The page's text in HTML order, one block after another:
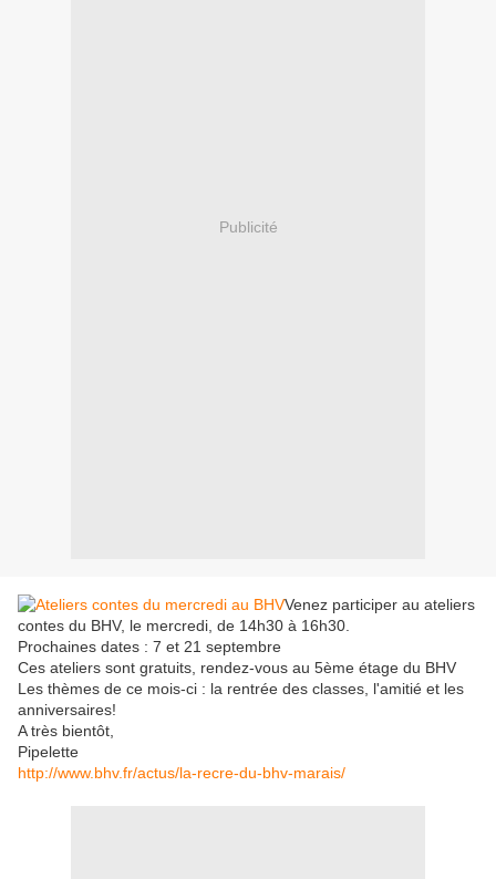
Publicité
Venez participer au ateliers
contes du BHV, le mercredi, de 14h30 à 16h30.
Prochaines dates : 7 et 21 septembre
Ces ateliers sont gratuits, rendez-vous au 5ème étage du BHV
Les thèmes de ce mois-ci : la rentrée des classes, l'amitié et les
anniversaires!
A très bientôt,
Pipelette
http://www.bhv.fr/actus/la-recre-du-bhv-marais/